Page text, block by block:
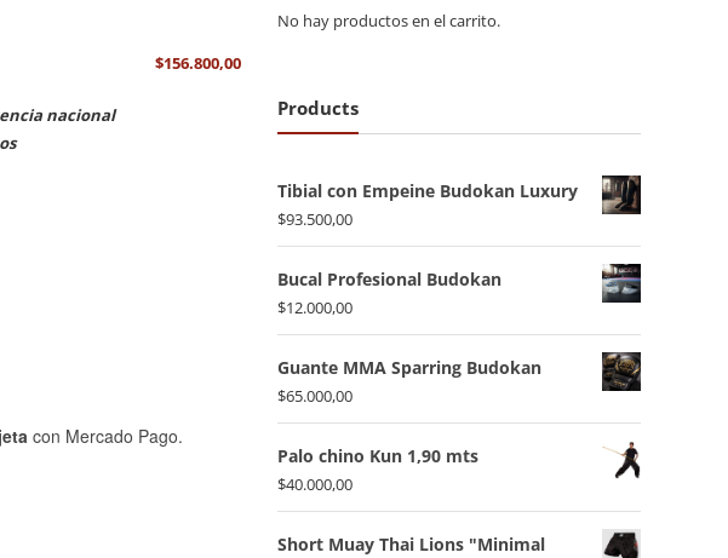
$156.800,00
nacional
con Mercado Pago.
No hay productos en el carrito.
Products
Tibial con Empeine Budokan Luxury
$93.500,00
Bucal Profesional Budokan
$12.000,00
Guante MMA Sparring Budokan
$65.000,00
Palo chino Kun 1,90 mts
$40.000,00
Short Muay Thai Lions "Minimal